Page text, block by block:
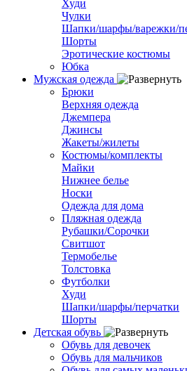
Худи
Чулки
Шапки/шарфы/варежки/
Шорты
Эротические костюмы
Юбка
Мужская одежда
Брюки
Верхняя одежда
Джемпера
Джинсы
Жакеты/жилеты
Костюмы/комплекты
Майки
Нижнее белье
Носки
Одежда для дома
Пляжная одежда
Рубашки/Сорочки
Свитшот
Термобелье
Толстовка
Футболки
Худи
Шапки/шарфы/перчатки
Шорты
Детская обувь
Обувь для девочек
Обувь для мальчиков